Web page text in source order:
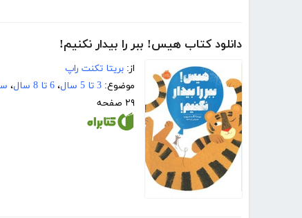
دانلود کتاب هیس! ببر را بیدار نکنیم!
از: بریتا تکنت راپ
موضوع: 3 تا 5 سال ، 6 تا 8 سال ،
۲۹ صفحه